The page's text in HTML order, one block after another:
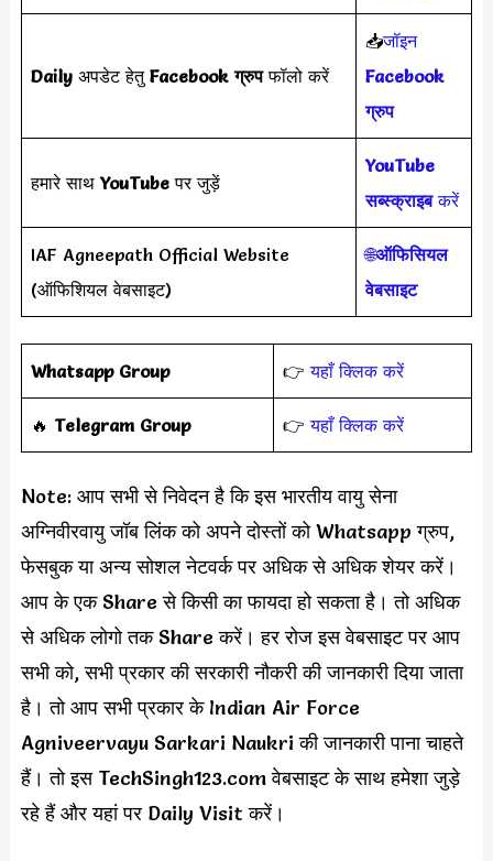
Daily अपडेट हेतुFacebook ग्रुपफॉलो करें
📥जॉइन
Facebook
ग्रुप
हमारे साथYouTubeपर जुड़ें
YouTube
सब्स्क्राइबकरें
IAF Agneepath Official Website
(ऑफिशियल वेबसाइट)
🌐ऑफिसियल
वेबसाइट
Whatsapp Group 👉यहाँ क्लिक करें
‎️‍🔥 Telegram Group 👉यहाँ क्लिक करें
Note: आप सभी से निवेदन है कि इस भारतीय वायु सेना
अग्निवीरवायु जॉब लिंक को अपने दोस्तों को Whatsapp ग्रुप,
फेसबुक या अन्य सोशल नेटवर्क पर अधिक से अधिक शेयर करें।
आप के एक Share से किसी का फायदा हो सकता है। तो अधिक
से अधिक लोगो तक Share करें। हर रोज इस वेबसाइट पर आप
सभी को, सभी प्रकार की सरकारी नौकरी की जानकारी दिया जाता
है। तो आप सभी प्रकार के Indian Air Force
Agniveervayu Sarkari Naukri की जानकारी पाना चाहते
हैं। तो इस TechSingh123.com वेबसाइट के साथ हमेशा जुड़े
रहे हैं और यहां पर Daily Visit करें।